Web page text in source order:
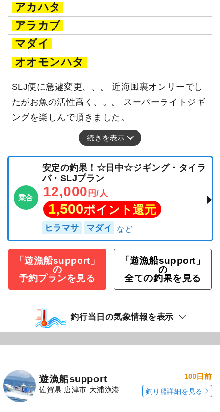
アカハタ
アラカブ
マダイ
オオモンハタ
SLJ便に急遽変更、、。 近海風裏オンリーでし
たがお魚の活性高く、。。 スーパーライトジギ
ングを楽しんで頂きました。
続きを表示
乗合
安定の釣果！☆日中☆ジギング・タイラ
バ・SLJプラン
12,000 円/人
1,500ポイント還元
ヒラマサ マダイ
「遊漁船support」
の
予約プランを見る
「遊漁船support」
の
全ての釣果を見る
釣行当日の気象情報を表示
遊漁船support
佐賀県 唐津市 大浦漁港
100日前
釣り船詳細を見る